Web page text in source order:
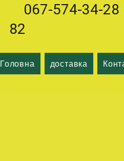
067-574-34-
82
Головна доставка